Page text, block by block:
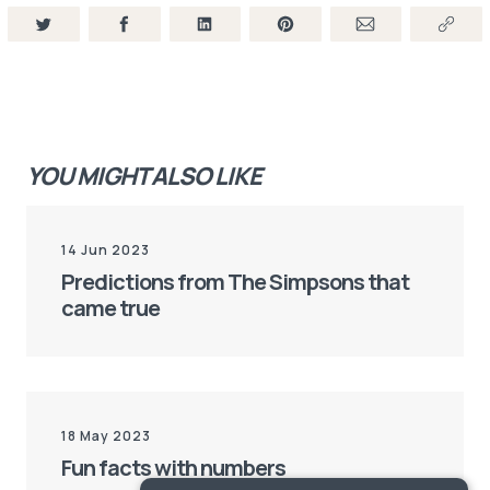
adulto que haya dicho: "cuando yo era niño era el niño
viral y muy famoso en España, que era durante... Era un
coche para hacer una prueba de alcoholemia y el chico
que conduce está borracho, ha tomado drogas y
ridículo. Y en esta entrevista le preguntaban cómo
habían sido estos quince años de su vida y él reconocía
YOU MIGHT ALSO LIKE
14 Jun 2023
Predictions from The Simpsons that
came true
18 May 2023
Fun facts with numbers